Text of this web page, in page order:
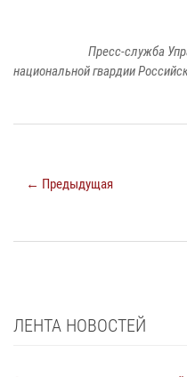
Пресс-служба
национальной гвардии
← Предыдущая
ЛЕНТА НОВОСТЕЙ